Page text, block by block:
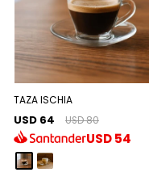
TAZA ISCHIA
USD 64 USD 80
USD54